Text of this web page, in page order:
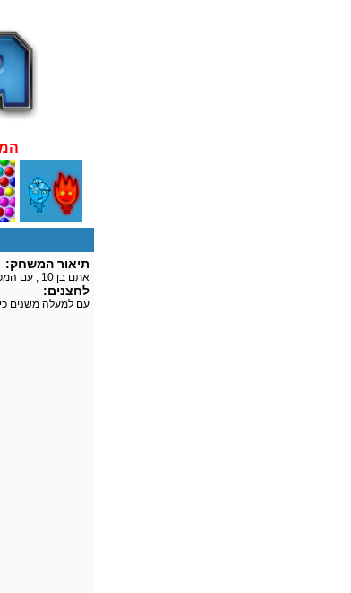
תיאור המשחק:
אתם בן 10 , עם המפלצות שלו , שחקו וחסלו את המפלצת בכל פעם מחדש
לחצנים:
עם למעלה משנים